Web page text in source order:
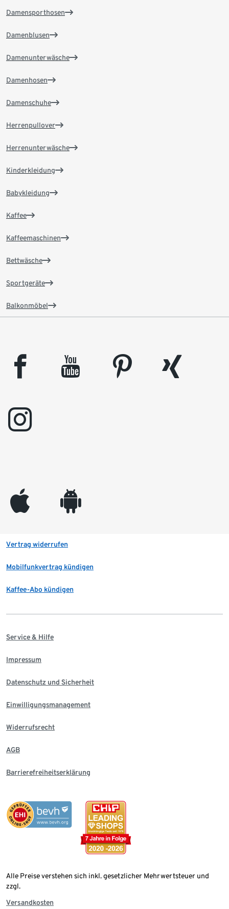
Damensporthosen
Damenblusen
Damenunterwäsche
Damenhosen
Damenschuhe
Herrenpullover
Herrenunterwäsche
Kinderkleidung
Babykleidung
Kaffee
Kaffeemaschinen
Bettwäsche
Sportgeräte
Balkonmöbel
facebook youtube pinterest
xing
instagram
appleinc android
Vertrag widerrufen
Mobilfunkvertrag kündigen
Kaffee-Abo kündigen
Service & Hilfe
Impressum
Datenschutz und Sicherheit
Einwilligungsmanagement
Widerrufsrecht
AGB
Barrierefreiheitserklärung
Alle Preise verstehen sich inkl. gesetzlicher Mehrwertsteuer und
zzgl.
Versandkosten